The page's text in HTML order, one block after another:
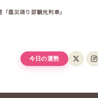
震災語り部観光列車」
今日の運勢